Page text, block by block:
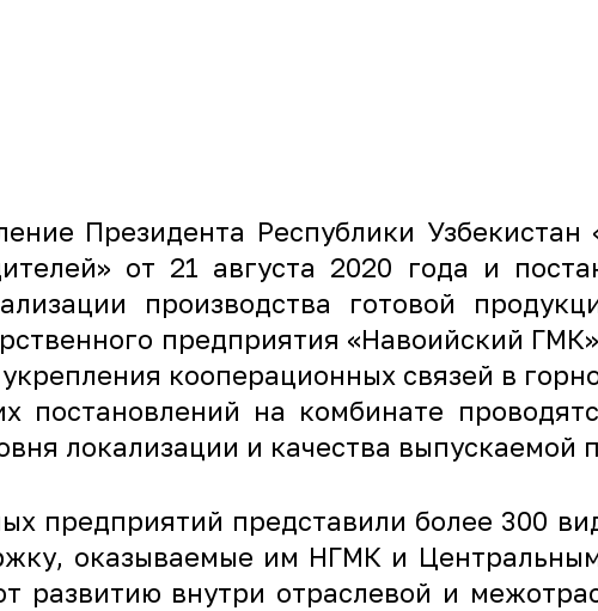
Президента Республики Узбекистан
от 21 августа 2020 года и
производства готовой
предприятия «Навоийский
кооперационных связей в
постановлений на комбинате
локализации и качества выпускаемой
предприятий представили более 300
оказываемые им НГМК и
развитию внутри отраслевой и